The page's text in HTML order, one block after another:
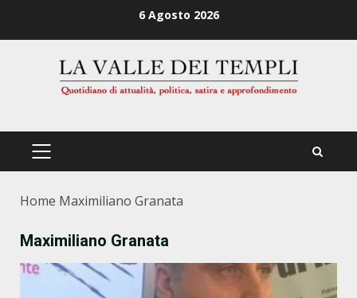
6 Agosto 2026
PRIMÄRES
Home Maximiliano Granata
Maximiliano Granata